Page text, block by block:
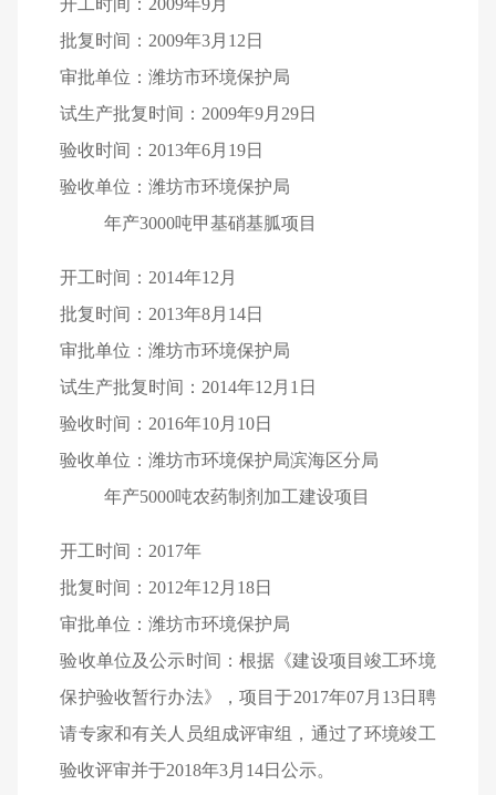
批复时间：2009年3月12日
审批单位：潍坊市环境保护局
试生产批复时间：2009年9月29日
验收时间：2013年6月19日
验收单位：潍坊市环境保护局
年产3000吨甲基硝基胍项目
开工时间：2014年12月
批复时间：2013年8月14日
审批单位：潍坊市环境保护局
试生产批复时间：2014年12月1日
验收时间：2016年10月10日
验收单位：潍坊市环境保护局滨海区分局
年产5000吨农药制剂加工建设项目
开工时间：2017年
批复时间：2012年12月18日
审批单位：潍坊市环境保护局
验收单位及公示时间：根据《建设项目竣工环境
保护验收暂行办法》，项目于2017年07月13日聘
请专家和有关人员组成评审组，通过了环境竣工
验收评审并于2018年3月14日公示。